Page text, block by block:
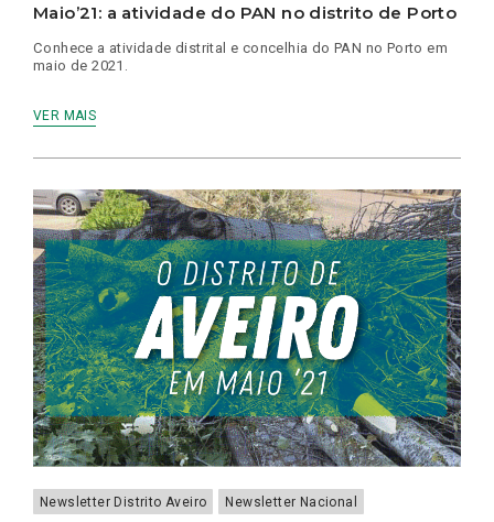
Maio’21: a atividade do PAN no distrito de Porto
Conhece a atividade distrital e concelhia do PAN no Porto em
maio de 2021.
VER MAIS
Newsletter Distrito Aveiro Newsletter Nacional